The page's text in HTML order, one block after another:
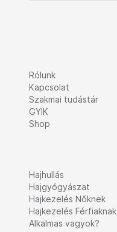
Rólunk
Kapcsolat
Szakmai tudástár
GYIK
Shop
Hajhullás
Hajgyógyászat
Hajkezelés Nőknek
Hajkezelés Férfiaknak
Alkalmas vagyok?